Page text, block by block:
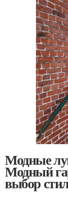
Модные
Модный
выбор